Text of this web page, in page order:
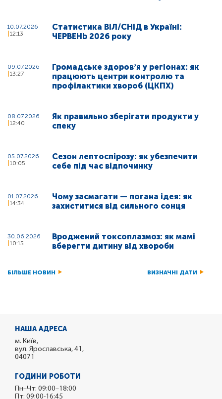
10.07.2026
12:13
Статистика ВІЛ/СНІД в Україні:
ЧЕРВЕНЬ 2026 року
09.07.2026
13:27
Громадське здоровʼя у регіонах: як
працюють центри контролю та
профілактики хвороб (ЦКПХ)
08.07.2026
12:40
Як правильно зберігати продукти у
спеку
05.07.2026
10:05
Сезон лептоспірозу: як убезпечити
себе під час відпочинку
01.07.2026
14:34
Чому засмагати — погана ідея: як
захиститися від сильного сонця
30.06.2026
10:15
Вроджений токсоплазмоз: як мамі
вберегти дитину від хвороби
БІЛЬШЕ НОВИН ВИЗНАЧНІ ДАТИ
НАША АДРЕСА
м. Київ,
вул. Ярославська, 41,
04071
ГОДИНИ РОБОТИ
Пн–Чт: 09:00–18:00
Пт: 09:00-16:45